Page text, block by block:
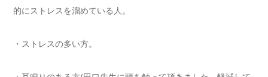
的にストレスを溜めている人。
・ストレスの多い方。